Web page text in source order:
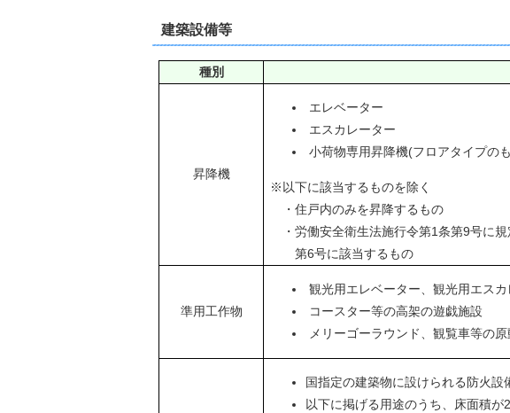
建築設備等
種別
昇降機
エレベーター
エスカレーター
小荷物専用昇降機(フロアタイプの
※以下に該当するものを除く
・住戸内のみを昇降するもの
・労働安全衛生法施行令第1条第9号に
第6号に該当するもの
準用工作物
観光用エレベーター、観光用エスカ
コースター等の高架の遊戯施設
メリーゴーラウンド、観覧車等の
国指定の建築物に設けられる防火設
以下に掲げる用途のうち、床面積